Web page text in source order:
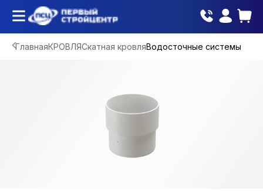
ГлавнаяКРОВЛЯСкатная кровляВодосточные системы